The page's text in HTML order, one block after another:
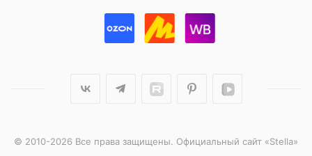
© 2010-2026 Все права защищены. Официальный сайт «Stella»